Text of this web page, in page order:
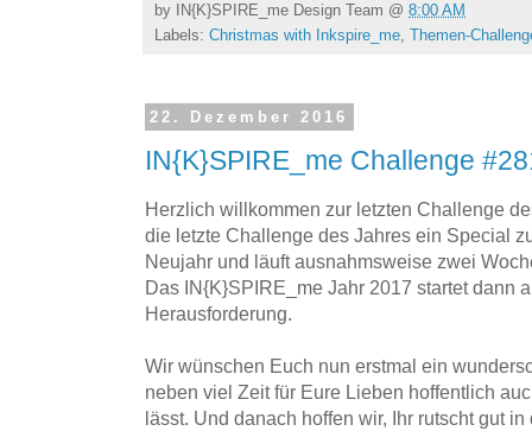
by IN{K}SPIRE_me Design Team @ 8:00 AM
Labels: Christmas with Inkspire_me, Themen-
22. Dezember 2016
IN{K}SPIRE_me Challenge
Herzlich willkommen zur letzten Challenge
die letzte Challenge des Jahres ein Special
Neujahr und läuft ausnahmsweise zwei
Das IN{K}SPIRE_me Jahr 2017 startet dann
Herausforderung.
Wir wünschen Euch nun erstmal ein
neben viel Zeit für Eure Lieben hoffentlich
lässt. Und danach hoffen wir, Ihr rutscht gut